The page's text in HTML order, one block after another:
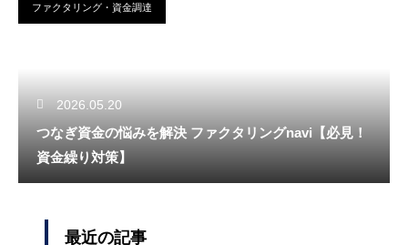
ファクタリング・資金調達
2026.05.20
つなぎ資金の悩みを解決 ファクタリングnavi【必見！
資金繰り対策】
最近の記事